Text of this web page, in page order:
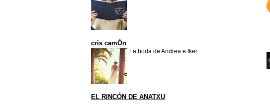
cris camÓn
La boda de Andrea e Iker
EL RINCÓN DE ANATXU